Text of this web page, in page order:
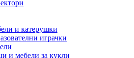
и катерушки
играчки
и мебели за кукли